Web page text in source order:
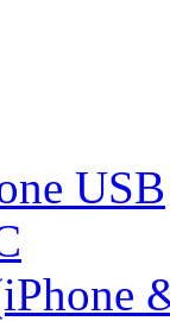
USB